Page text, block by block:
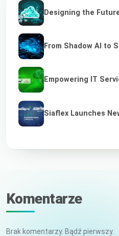
Designing the
From Shadow AI to
Empowering IT
Siaflex Launches
Komentarze
Brak komentarzy. Bądź pierwszy.